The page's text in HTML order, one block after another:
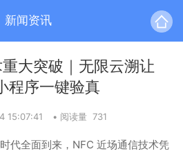
新闻资讯
大突破｜无限云溯让
程序一键验真
15:07:41 • 阅读量 731
全面到来，NFC 近场通信技术凭